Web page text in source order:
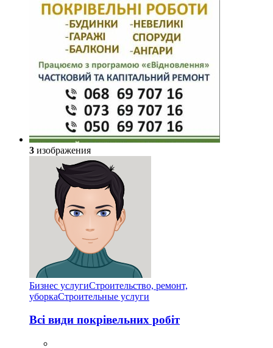
3 изображения
Бизнес услугиСтроительство, ремонт,
уборкаCтроительные услуги
Всі види покрівельних робіт